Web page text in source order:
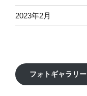
2023年2月
フォトギャラリー